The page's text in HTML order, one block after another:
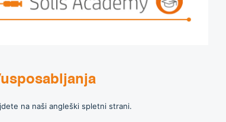
na naši angleški spletni strani.